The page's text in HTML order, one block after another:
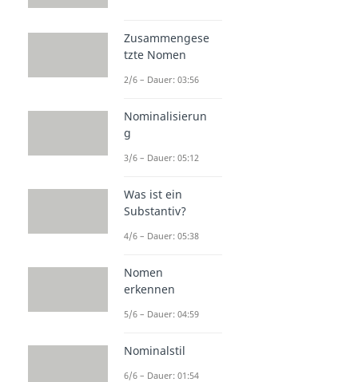
Zusammengese
tzte Nomen
2/6 – Dauer: 03:56
Nominalisierun
g
3/6 – Dauer: 05:12
Was ist ein
Substantiv?
4/6 – Dauer: 05:38
Nomen
erkennen
5/6 – Dauer: 04:59
Nominalstil
6/6 – Dauer: 01:54